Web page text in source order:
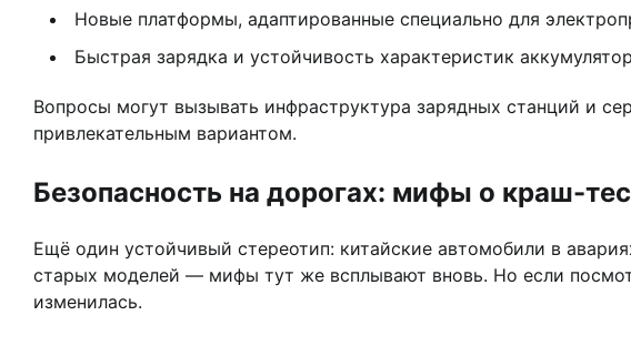
Новые платформы, адаптированные специально для
Быстрая зарядка и устойчивость характеристик
Вопросы могут вызывать инфраструктура зарядных станций и
привлекательным вариантом.
Безопасность на дорогах: мифы о краш-
Ещё один устойчивый стереотип: китайские автомобили в
старых моделей — мифы тут же всплывают вновь. Но если
изменилась.